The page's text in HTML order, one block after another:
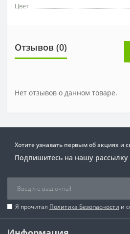
Цвет
Отзывов (0)
Нет отзывов о данном товаре.
Хотите узнавать первым об акциях и
Подпишитесь на нашу рассылку
Я прочитал Политика Безопасности и